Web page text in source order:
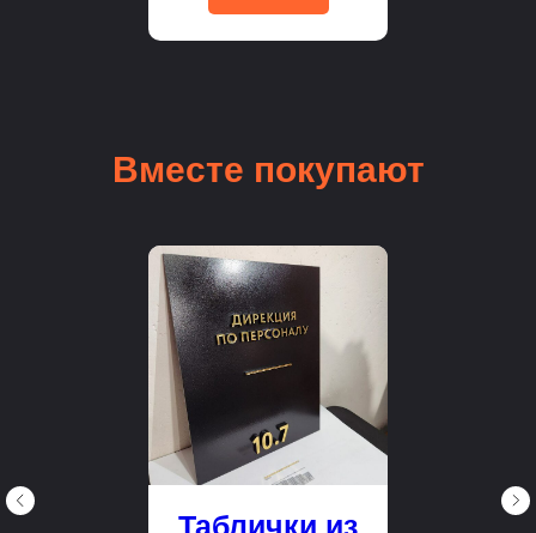
Вместе покупают
Таблички из